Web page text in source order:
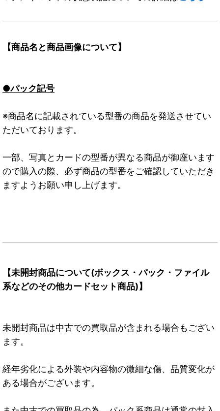
【商品名と商品画像について】
●パック記号
※商品名に記載されている型番の商品を発送させてい
ただいております。
一部、写真とカードの型番が異なる商品が御座います
ので購入の際、必ず商品の型番をご確認していただき
ますようお願い申し上げます。
【未開封商品について(ボックス・パック・ファイル
系などのその他カードセット商品)】
未開封商品は中古での買取品が含まれる場合もござい
ます。
経年劣化による外装や内容物の微細な傷、品質変化が
ある場合がございます。